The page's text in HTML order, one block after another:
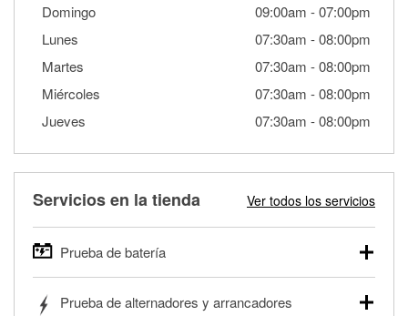
Domingo
09:00am -07:00pm
Lunes
07:30am -08:00pm
Martes
07:30am -08:00pm
Miércoles
07:30am -08:00pm
Jueves
07:30am -08:00pm
Servicios en la tienda Ver todos los servicios
Prueba de batería
autos, camionetas, SUVs, vehículos comerciales y
Prueba de alternadores y arrancadores